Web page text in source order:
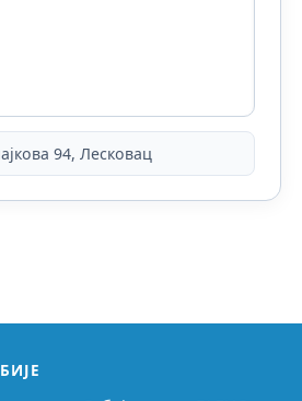
94, Лесковац